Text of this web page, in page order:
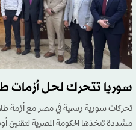
سوريا تتحرك لحل أزمات
تحركات سورية رسمية في مصر مع أزمة
مشددة تتخذها الحكومة المصرية لتقنين